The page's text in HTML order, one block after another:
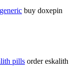
buy doxepin
pills order eskalith